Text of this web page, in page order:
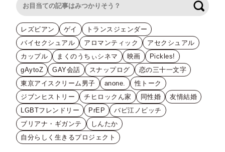
レズビアン ゲイ
トランスジェンダー
バイセクシュアル
アロマンティック
アセクシュアル
カップル
まくのうちぃシネマ 映画
Pickles!
gAytoZ
GAY会話 スナップログ
恋の三十一文字
東京アイスクリーム男子
anone.
性トーク
ジブンヒストリー
チヒロックん家 同性婚
友情結婚
LGBTフレンドリー
PrEP
バビ江ノビッチ
ブリアナ・ギガンテ
しんたか
自分らしく生きるプロジェクト